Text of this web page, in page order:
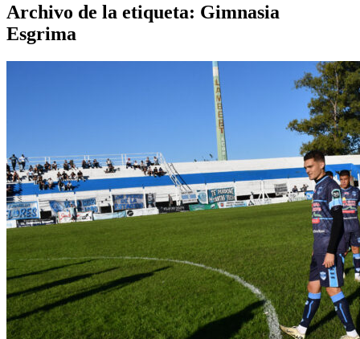
Archivo de la etiqueta: Gimnasia
Esgrima